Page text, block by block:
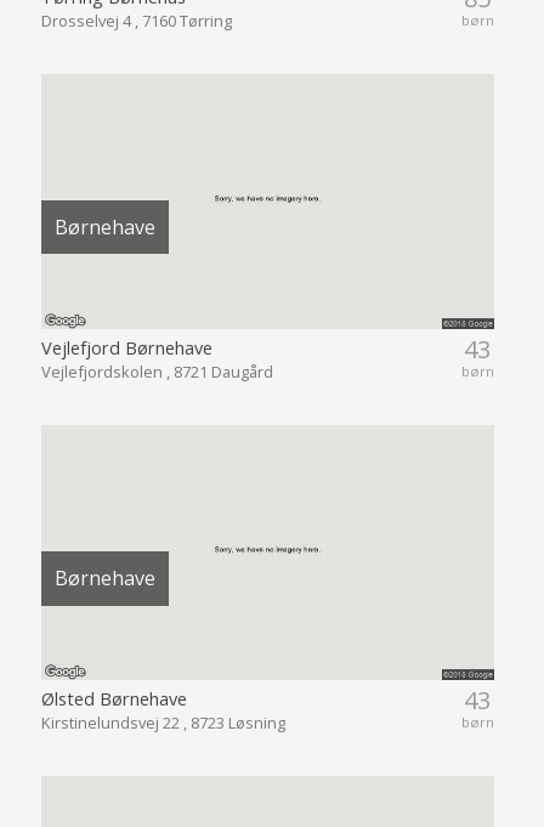
børn
Drosselvej 4 , 7160 Tørring
Børnehave
43
børn
Vejlefjord Børnehave
Vejlefjordskolen , 8721 Daugård
Børnehave
43
børn
Ølsted Børnehave
Kirstinelundsvej 22 , 8723 Løsning